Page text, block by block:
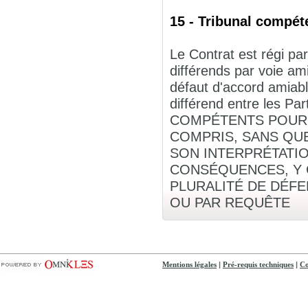
15 - Tribunal
Le Contrat est régi
différends par voie
défaut d'accord
différend entre les
COMPÉTENTS
COMPRIS, SANS
SON
CONSÉQUENCES,
PLURALITÉ DE
OU PAR REQUÊTE
Mentions légales Pré-requis techniques